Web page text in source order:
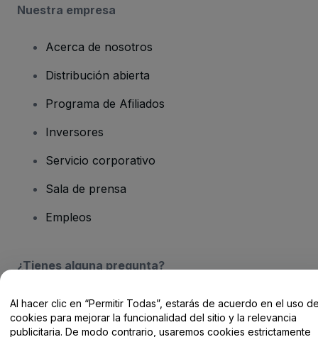
Nuestra empresa
Acerca de nosotros
Distribución abierta
Programa de Afiliados
Inversores
Servicio corporativo
Sala de prensa
Empleos
¿Tienes alguna pregunta?
Centro de Ayuda / Contacto
Al hacer clic en “Permitir Todas”, estarás de acuerdo en el uso
cookies para mejorar la funcionalidad del sitio y la relevancia
publicitaria. De modo contrario, usaremos cookies estrictamente